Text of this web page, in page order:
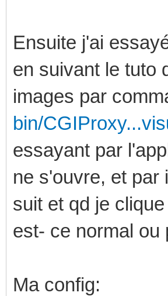
Ensuite j'ai
en suivant le tuto
images par
bin/
essayant par
ne s'ouvre, et par
suit et qd je
est- ce normal ou
Ma config: